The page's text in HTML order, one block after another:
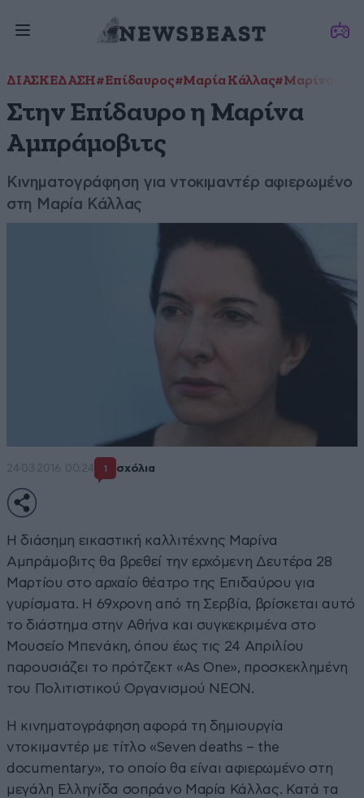
ΔΙΑΣΚΕΔΑΣΗ#Επίδαυρος#Μαρία Κάλλας#Μαρίνα
Στην Επίδαυρο η Μαρίνα
Αμπράμοβιτς
Κινηματογράφηση για ντοκιμαντέρ αφιερωμένο
στη Μαρία Κάλλας
24·03·2016 00:24 1 σχόλια
Η διάσημη εικαστική καλλιτέχνης Μαρίνα
Αμπράμοβιτς θα βρεθεί την ερχόμενη Δευτέρα 28
Μαρτίου στο αρχαίο θέατρο της Επιδαύρου για
γυρίσματα. Η 69χρονη από τη Σερβία, βρίσκεται αυτό
το διάστημα στην Αθήνα και συγκεκριμένα στο
Μουσείο Μπενάκη, όπου έως τις 24 Απριλίου
παρουσιάζει το πρότζεκτ «As One», προσκεκλημένη
του Πολιτιστικού Οργανισμού ΝΕΟΝ.
Η κινηματογράφηση αφορά τη δημιουργία
ντοκιμαντέρ με τίτλο «Seven deaths – the
documentary», το οποίο θα είναι αφιερωμένο στη
μεγάλη Ελληνίδα σοπράνο Μαρία Κάλλας. Κατά τα